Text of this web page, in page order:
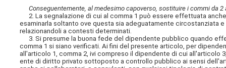
Conseguentemente, al medesimo capoverso, sostituire i commi da 2
2. La segnalazione di cui al comma 1 può essere effettuata
esaminarla soltanto ove questa sia adeguatamente circostanziata
relazionandoli a contesti determinati.
3. Si presume la buona fede del dipendente pubblico quando
comma 1 si siano verificati. Ai fini del presente articolo, per
all'articolo 1, comma 2, ivi compreso il dipendente di cui
ente di diritto privato sottoposto a controllo pubblico ai sensi